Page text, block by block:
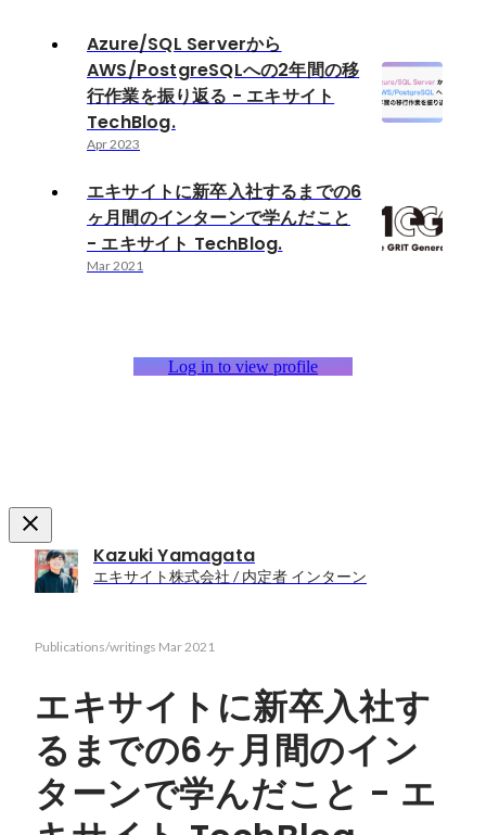
Azure/SQL Serverから
AWS/PostgreSQLへの2年間の移
行作業を振り返る - エキサイト
TechBlog.
Apr 2023
エキサイトに新卒入社するまでの6
ヶ月間のインターンで学んだこと
- エキサイト TechBlog.
Mar 2021
Log in to view profile
Kazuki Yamagata
エキサイト株式会社 / 内定者 インターン
Publications/writings Mar 2021
エキサイトに新卒入社す
るまでの6ヶ月間のイン
ターンで学んだこと - エ